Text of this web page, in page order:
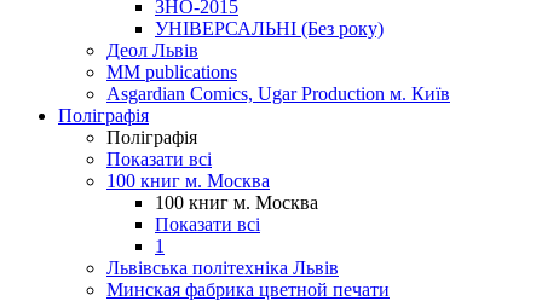
ЗНО-2015
УНІВЕРСАЛЬНІ (Без року)
Деол Львів
MM publications
Asgardian Comics, Ugar Production м. Київ
Поліграфія
Поліграфія
Показати всі
100 книг м. Москва
100 книг м. Москва
Показати всі
1
Львівська політехніка Львів
Минская фабрика цветной печати